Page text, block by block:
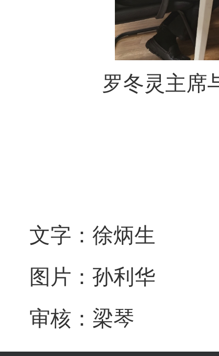
罗冬灵主席
文字：徐炳生
图片：孙利华
审核：梁琴